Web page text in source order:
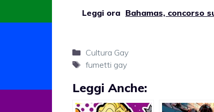
Leggi ora Bahamas, concorso
Categorie
Cultura Gay
Tag
fumetti gay
Leggi Anche: